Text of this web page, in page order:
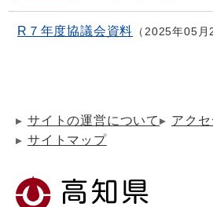
R７年度協議会資料 2025年05月
サイトの運営について
アク
サイトマップ